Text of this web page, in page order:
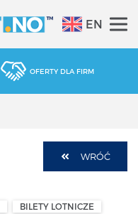
EN
OFERTY DLA FIRM
WRÓĆ
BILETY LOTNICZE